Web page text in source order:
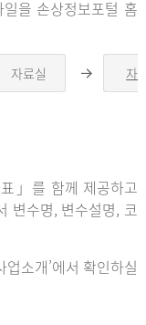
을 손상정보포털 홈
자료실
른
자
」를 함께 제공하고
변수명, 변수설명, 코
소개’에서 확인하실